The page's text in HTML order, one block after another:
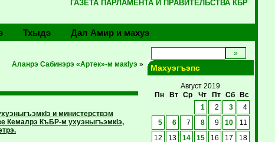
ГАЗЕТА ПАРЛАМЕНТА И ПРАВИТЕЛЬСТВА КБР
Тхыдэ Дал Амир и махуэ
Аланрэ Сабинэрэ «Артек»-м макIуэ»
и министерствэм
Кемалрэ КъБР-м ухуэныгъэмкIэ,
Махуэгъэпс
Август 2019
Пн
Вт Ср Чт Пт Сб Вс
1 2 3 4
5 6 7 8 9 10 11
12 13 14 15 16 17
18